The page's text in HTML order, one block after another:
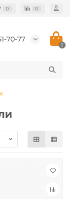
0 0
70-77
0